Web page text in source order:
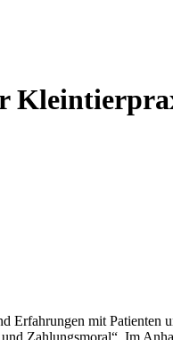
Erfahrungen mit Patienten
Zahlungsmoral“. Im